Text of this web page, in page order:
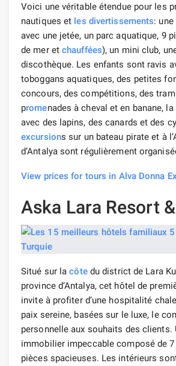
Voici une véritable étendue pour les
nautiques et les divertissements:
avec une jetée, un parc aquatique, 9
de mer et chauffées), un mini club,
discothèque. Les enfants sont ravis
toboggans aquatiques, des petites
concours, des compétitions, des
promenades à cheval et en banane,
avec des lapins, des canards et des
excursions sur un bateau pirate et à
d’Antalya sont régulièrement
View prices for tours in Alva Donna
Aska Lara Resort
Situé sur lacôtedu district de Lara
province d’Antalya, cet hôtel de
invite à profiter d’une hospitalité
paix sereine, basées sur le luxe, le
personnelle aux souhaits des clients.
immobilier impeccable composé de
pièces spacieuses. Les intérieurs